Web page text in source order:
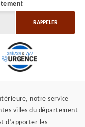
notre service
villes du département
d’apporter les